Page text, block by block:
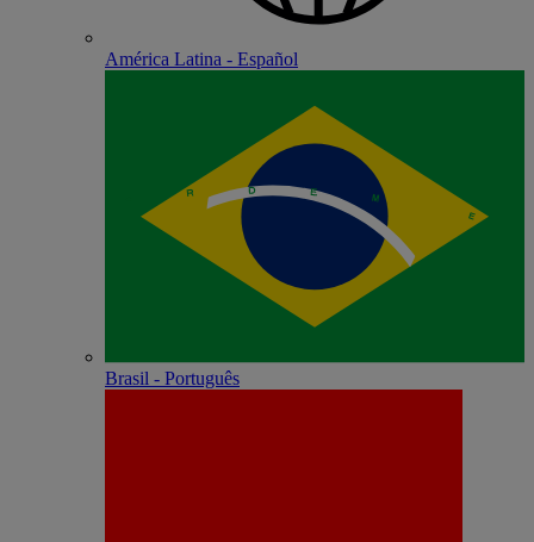
América Latina - Español
Brasil - Português